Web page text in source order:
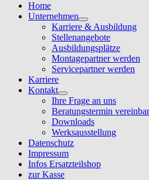
Home
Unternehmen
Karriere & Ausbildung
Stellenangebote
Ausbildungsplätze
Montagepartner werden
Servicepartner werden
Karriere
Kontakt
Ihre Frage an uns
Beratungstermin
Downloads
Werksausstellung
Datenschutz
Impressum
Infos Ersatzteilshop
zur Kasse